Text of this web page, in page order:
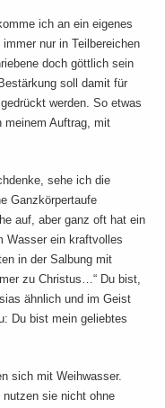
ich an ein eigenes
nur in Teilbereichen
doch göttlich sein
soll damit für
werden. So etwas
meinem Auftrag, mit
sehe ich die
Ganzkörpertaufe
auf, aber ganz oft hat ein
Wasser ein kraftvolles
in der Salbung mit
zu Christus…“ Du bist,
ähnlich und im Geist
Du bist mein geliebtes
sich mit Weihwasser.
sie nicht ohne